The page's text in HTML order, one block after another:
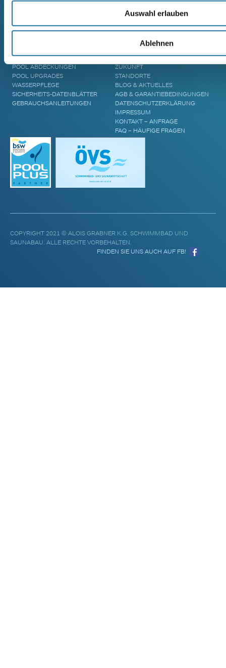
Auswahl erlauben
Ablehnen
GFK-POLYESTERPOOL
MASSIVHOLZSAUNA
POOL ÜBERDACHUNGEN
POOL ABDECKUNGEN
POOL UPGRADES
WASSERPFLEGE
SICHERHEITS-DATENBLÄTTER
GEBRAUCHSANLEITUNGEN
UNTERNEHMEN
CRANPOOL – GESCHICHTE &
ZUKUNFT
STANDORTE
BLOG & AKTUELLES
AGB & GARANTIEBEDINGUNGEN
DATENSCHUTZERKLÄRUNG
IMPRESSUM
KONTAKT – ANFRAGE
FAQ – HÄUFIGE FRAGEN
COPYRIGHT 2021 © ALOIS GRABNER K.G. SCHWIMMBAD UND
SAUNABAU. ALLE RECHTE VORBEHALTEN.
FINDEN SIE UNS AUCH AUF FB!